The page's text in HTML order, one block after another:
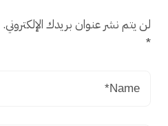
لن يتم نشر عنوان بريدك الإلكتروني.
*